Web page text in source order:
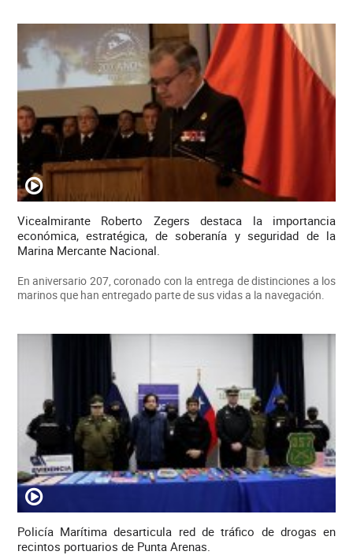
Vicealmirante Roberto Zegers destaca la importancia
económica, estratégica, de soberanía y seguridad de la
Marina Mercante Nacional.
En aniversario 207, coronado con la entrega de distinciones a los
marinos que han entregado parte de sus vidas a la navegación.
Policía Marítima desarticula red de tráfico de drogas en
recintos portuarios de Punta Arenas.